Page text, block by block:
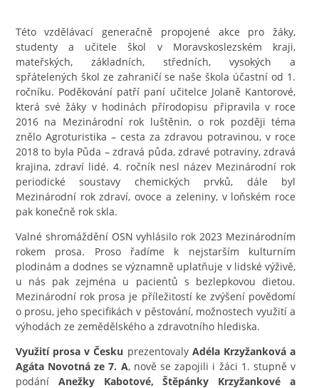
Této vzdělávací generačně propojené akce pro žáky,
studenty a učitele škol v Moravskoslezském kraji,
mateřských, základních, středních, vysokých a
spřátelených škol ze zahraničí se naše škola účastní od 1.
ročníku. Poděkování patří paní učitelce Jolaně Kantorové,
která své žáky v hodinách přírodopisu připravila v roce
2016 na Mezinárodní rok luštěnin, o rok později téma
znělo Agroturistika – cesta za zdravou potravinou, v roce
2018 to byla Půda – zdravá půda, zdravé potraviny, zdravá
krajina, zdraví lidé. 4. ročník nesl název Mezinárodní rok
periodické soustavy chemických prvků, dále byl
Mezinárodní rok zdraví, ovoce a zeleniny, v loňském roce
pak konečně rok skla.
Valné shromáždění OSN vyhlásilo rok 2023 Mezinárodním
rokem prosa. Proso řadíme k nejstarším kulturním
plodinám a dodnes se významně uplatňuje v lidské výživě,
u nás pak zejména u pacientů s bezlepkovou dietou.
Mezinárodní rok prosa je příležitostí ke zvýšení povědomí
o prosu, jeho specifikách v pěstování, možnostech využití a
výhodách ze zemědělského a zdravotního hlediska.
Využití prosa v Česku prezentovaly Adéla Krzyžanková a
Agáta Novotná ze 7. A, nově se zapojili i žáci 1. stupně v
podání Anežky Kabotové, Štěpánky Krzyžankové a